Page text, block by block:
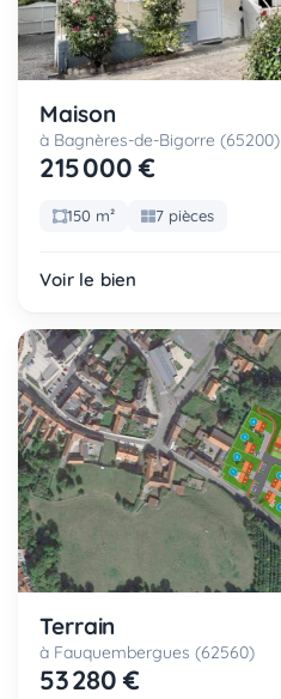
Maison
à Bagnères-de-Bigorre (65200)
215 000 €
150 m² 7 pièces
Voir le bien
Terrain
à Fauquembergues (62560)
53 280 €